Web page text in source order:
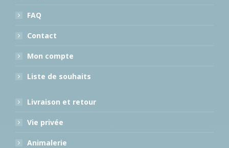
FAQ
Contact
Mon compte
Liste de souhaits
Livraison et retour
Vie privée
Animalerie